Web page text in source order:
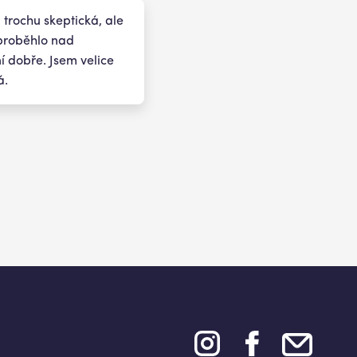
trochu skeptická, ale
nad
dobře. Jsem velice